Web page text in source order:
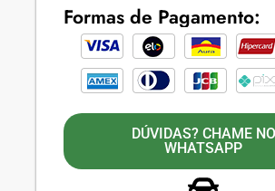
Formas de Pagamento:
DÚVIDAS? CHAME NO
WHATSAPP